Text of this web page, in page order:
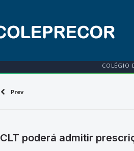
COLÉGIO
Prev
CLT poderá admitir